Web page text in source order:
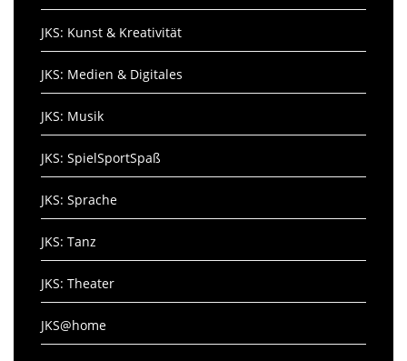
JKS: Kunst & Kreativität
JKS: Medien & Digitales
JKS: Musik
JKS: SpielSportSpaß
JKS: Sprache
JKS: Tanz
JKS: Theater
JKS@home